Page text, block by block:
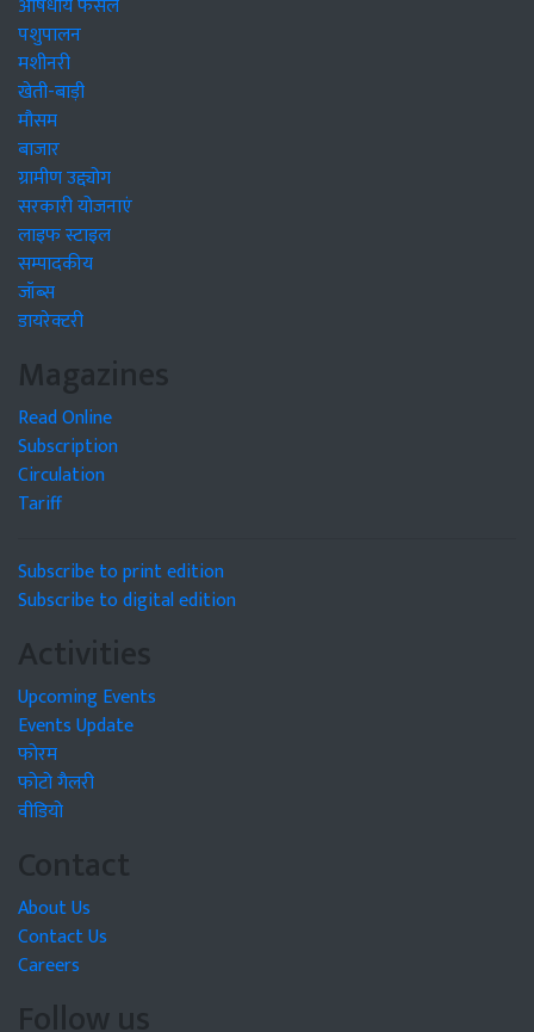
औषधीय फसलें
पशुपालन
मशीनरी
खेती-बाड़ी
मौसम
बाजार
ग्रामीण उद्द्योग
सरकारी योजनाएं
लाइफ स्टाइल
सम्पादकीय
जॉब्स
डायरेक्टरी
Magazines
Read Online
Subscription
Circulation
Tariff
Subscribe to print edition
Subscribe to digital edition
Activities
Upcoming Events
Events Update
फोरम
फोटो गैलरी
वीडियो
Contact
About Us
Contact Us
Careers
Follow us